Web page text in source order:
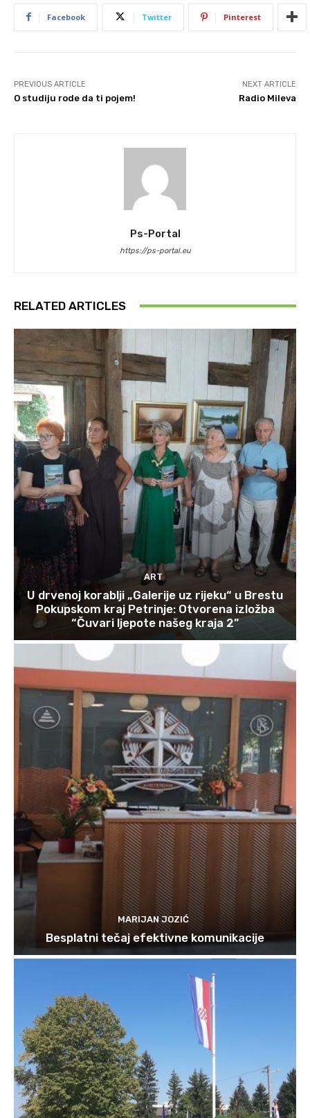
Facebook Twitter Pinterest
PREVIOUS ARTICLE
O studiju rode da ti pojem!
NEXT ARTICLE
Radio Mileva
Ps-Portal
https://ps-portal.eu
RELATED ARTICLES
ART
U drvenoj korablji „Galerije uz rijeku“ u Brestu
Pokupskom kraj Petrinje: Otvorena izložba
“Čuvari ljepote našeg kraja 2”
MARIJAN JOZIĆ
Besplatni tečaj efektivne komunikacije